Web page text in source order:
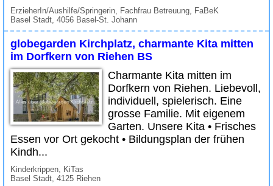
ErzieherIn/Aushilfe/Springerin, Fachfrau Betreuung, FaBeK
Basel Stadt, 4056 Basel-St. Johann
globegarden Kirchplatz, charmante Kita mitten
im Dorfkern von Riehen BS
Charmante Kita mitten im
Dorfkern von Riehen. Liebevoll,
individuell, spielerisch. Eine
grosse Familie. Mit eigenem
Garten. Unsere Kita • Frisches
Essen vor Ort gekocht • Bildungsplan der frühen
Kindh...
Kinderkrippen, KiTas
Basel Stadt, 4125 Riehen